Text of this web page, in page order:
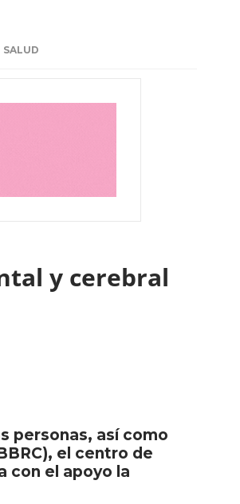
SALUD
y cerebral
personas, así como
el centro de
con el apoyo la